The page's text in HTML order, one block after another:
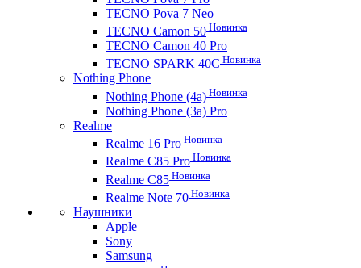
TECNO Pova 7 Neo
TECNO Camon 50 Новинка
TECNO Camon 40 Pro
TECNO SPARK 40C Новинка
Nothing Phone
Nothing Phone (4a) Новинка
Nothing Phone (3a) Pro
Realme
Realme 16 Pro Новинка
Realme C85 Pro Новинка
Realme C85 Новинка
Realme Note 70 Новинка
Наушники
Apple
Sony
Samsung